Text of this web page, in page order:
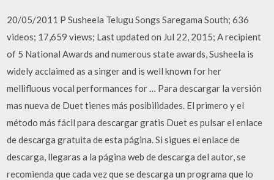
20/05/2011 P Susheela Telugu Songs Saregama South; 636
videos; 17,659 views; Last updated on Jul 22, 2015; A recipient
of 5 National Awards and numerous state awards, Susheela is
widely acclaimed as a singer and is well known for her
mellifluous vocal performances for … Para descargar la versión
mas nueva de Duet tienes más posibilidades. El primero y el
método más fácil para descargar gratis Duet es pulsar el enlace
de descarga gratuita de esta página. Si sigues el enlace de
descarga, llegaras a la página web de descarga del autor, se
recomienda que cada vez que se descarga un programa que lo